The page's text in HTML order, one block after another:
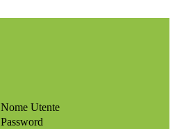
Nome Utente
Password